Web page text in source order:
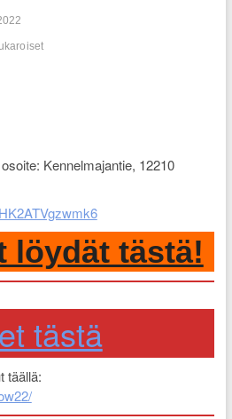
Kennelmajantie, 12210
löydät tästä!
tästä
täällä: